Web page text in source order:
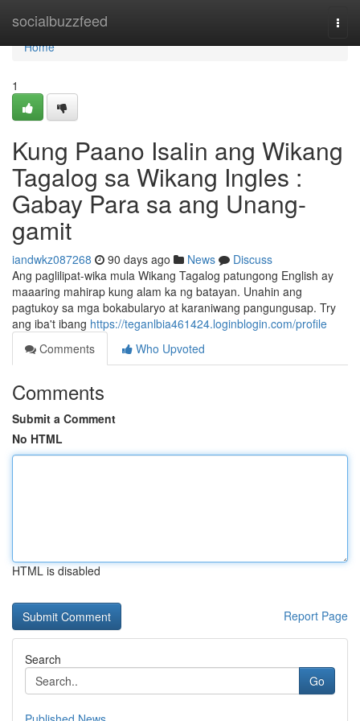
socialbuzzfeed
Home
Home
1
Kung Paano Isalin ang Wikang
Tagalog sa Wikang Ingles :
Gabay Para sa ang Unang-
gamit
iandwkz087268 90 days ago News
Discuss
Ang paglilipat-wika mula Wikang Tagalog patungong English ay
maaaring mahirap kung alam ka ng batayan. Unahin ang
pagtukoy sa mga bokabularyo at karaniwang pangungusap. Try
ang iba't ibang https://teganlbia461424.loginblogin.com/profile
Comments
Who Upvoted
Comments
Submit a Comment
No HTML
HTML is disabled
Report Page
Search
Go